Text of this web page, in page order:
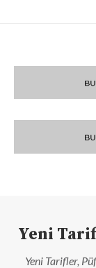
Yeni
Yeni Tarifler,